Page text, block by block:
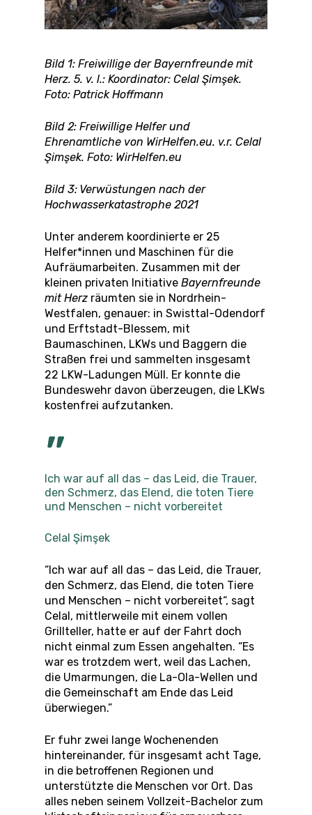
Bild 1: Freiwillige der Bayernfreunde mit
Herz. 5. v. l.: Koordinator: Celal Şimşek.
Foto: Patrick Hoffmann
Bild 2: Freiwillige Helfer und
Ehrenamtliche von WirHelfen.eu. v.r. Celal
Şimşek. Foto: WirHelfen.eu
Bild 3: Verwüstungen nach der
Hochwasserkatastrophe 2021
Unter anderem koordinierte er 25
Helfer*innen und Maschinen für die
Aufräumarbeiten. Zusammen mit der
kleinen privaten InitiativeBayernfreunde
mit Herz räumten sie in Nordrhein-
Westfalen, genauer: inSwisttal-Odendorf
und Erftstadt-Blessem, mit
Baumaschinen, LKWs und Baggern die
Straßen frei und sammelten insgesamt
22 LKW-Ladungen Müll. Er konnte die
Bundeswehr davon überzeugen, die LKWs
kostenfrei aufzutanken.
”
Ich war auf all das – das Leid, die Trauer,
den Schmerz, das Elend, die toten Tiere
und Menschen – nicht vorbereitet
Celal Şimşek
“Ich war auf all das – das Leid, die Trauer,
den Schmerz, das Elend, die toten Tiere
und Menschen – nicht vorbereitet“, sagt
Celal, mittlerweile mit einem vollen
Grillteller, hatte er auf der Fahrt doch
nicht einmal zum Essen angehalten. “Es
war es trotzdem wert, weil das Lachen,
die Umarmungen, die La-Ola-Wellen und
die Gemeinschaft am Ende das Leid
überwiegen.”
Er fuhr zwei lange Wochenenden
hintereinander, für insgesamt acht Tage,
in die betroffenen Regionen und
unterstützte die Menschen vor Ort. Das
alles neben seinem Vollzeit-Bachelor zum